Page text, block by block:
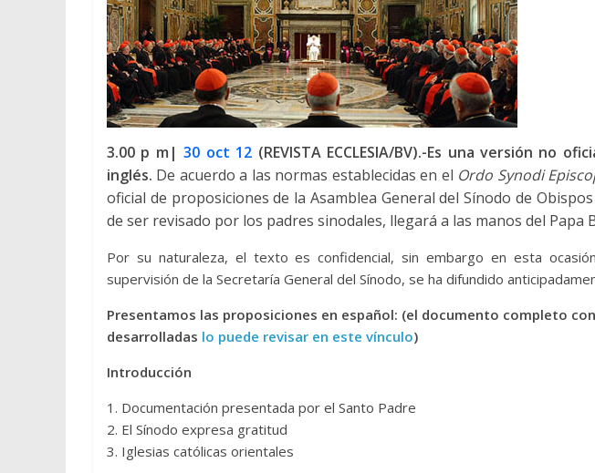
3.00 p m|30 oct 12 (REVISTA ECCLESIA/BV).-Es una versión no
inglés. De acuerdo a las normas establecidas en el Ordo Synodi
oficial de proposiciones de la Asamblea General del Sínodo de
de ser revisado por los padres sinodales, llegará a las manos del Papa
Por su naturaleza, el texto es confidencial, sin embargo en esta
supervisión de la Secretaría General del Sínodo, se ha difundido
Presentamos las proposiciones en español: (el documento completo
desarrolladas lo puede revisar en este vínculo)
Introducción
1. Documentación presentada por el Santo Padre
2. El Sínodo expresa gratitud
3. Iglesias católicas orientales